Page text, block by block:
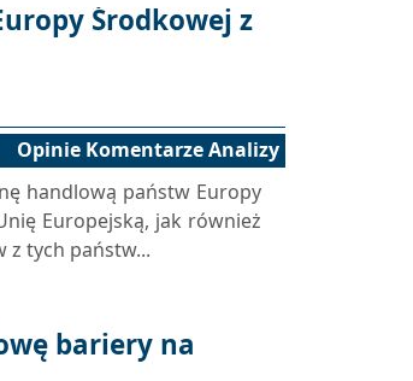
Środkowej z
Opinie Komentarze Analizy
handlową państw Europy
Europejską, jak również
z tych państw...
bariery na